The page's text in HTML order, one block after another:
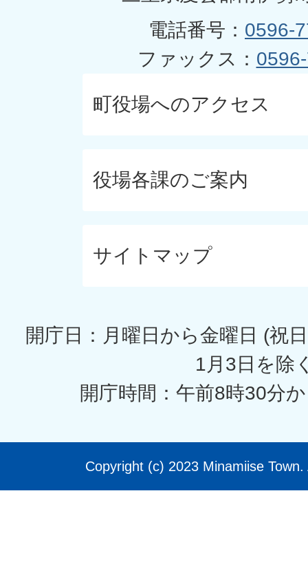
電話番号： 0596-
ファックス：
町役場へのアクセス
役場各課のご案内
サイトマップ
開庁日：月曜日から金曜日 (祝
1月3日を除
開庁時間：午前8時30分
Copyright (c) 2023 Minamiise